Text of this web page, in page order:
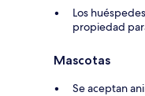
Los
propiedad
Mascotas
Se aceptan